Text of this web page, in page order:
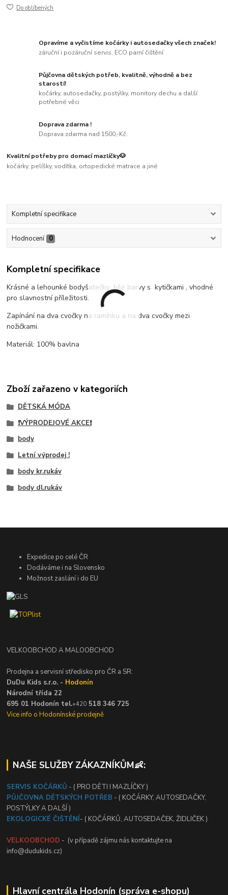
Do oblíbených
Opravíme a vyčistíme kočárky i autosedačky všech značek!
záruční i pozáruční servis, ECO parní čištění
Půjčovna dětských potřeb, kvalitně, výhodně a bez
starostí!
kočárky, autosedačky, postýlky, monitory dechu a další
potřebné věci
Doprava zdarma !
Doprava zdarma nad 1500,-Kč.
Kvalitní potřeby pro domací mazlíčky🐶
kočárky, pelíšky, vodítka, ortopedické matrace a jiné
Kompletní specifikace
Hodnocení 0
Kompletní specifikace
Krásné a lehounké bodyšatečky bílé barvy s kytičkami , vhodné
pro slavnostní příležitosti.
Zapínání na dva cvočky na ramínku a na dva cvočky mezi
nožičkami.
Materiál: 100% bavlna
Zboží zařazeno v kategoriích
DĚTSKÁ MÓDA
❗VÝPRODEJOVÉ AKCE❗
body
Letní výprodej !
body kr.rukáv
body dl.rukáv
Expedice po celé ČR
Dodáváme i na Slovensko
Možnost zaslání i do EU
VELKOOBCHOD A MALOOBCHOD
Prodejna a servisní středisko pro ČR a SR:
DuDu Kids s.r.o. - Hodonín
Národní třída 22
695 01 Hodonín tel.+420 518 346 725
Vice info o Hodonínské prodejně
NAŠE SLUŽBY ZÁKAZNÍKŮM👶:
SERVIS KOČÁRKŮ - ( PRO DĚTI I MAZLÍČKY )
PŮJČOVNA DĚTSKÝCH POTŘEB - ( KOČÁRKY, AUTOSEDAČKY,
POSTÝLKY A DALŠÍ )
EKOLOGICKÉ ČIŠTĚNÍ- ( KOČÁRKŮ, AUTOSEDAČEK, ŽIDLIČEK )
VELKOOBCHOD - (v případě zájmu nás kontaktujte na
info@dudukids.cz)
Hlavní centrála Hodonín (správa e-shopu)